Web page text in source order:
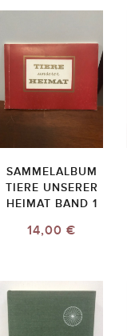
SAMMELALBUM
TIERE UNSERER
HEIMAT BAND 1
14,00 €